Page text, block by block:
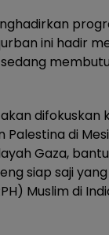
ini hadir
difokuskan
di
Gaza,
siap saji
Muslim di